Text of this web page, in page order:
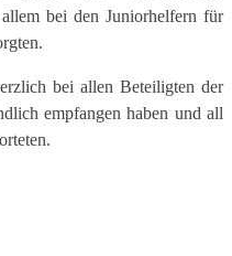
bei den Juniorhelfern für
bei allen Beteiligten der
empfangen haben und all